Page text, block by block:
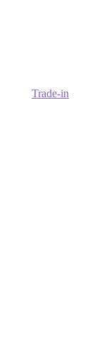
Trade-in